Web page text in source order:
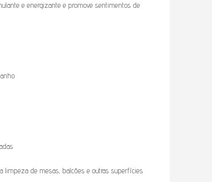
e energizante e promove sentimentos de
limpeza de mesas, balcões e outras superfícies